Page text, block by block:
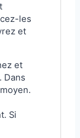
les
et
et
Dans
Si